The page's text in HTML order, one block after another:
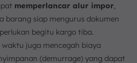
memperlancar alur impor
barang siap mengurus dokumen
begitu kargo tiba.
juga mencegah biaya
(demurrage) yang dapat